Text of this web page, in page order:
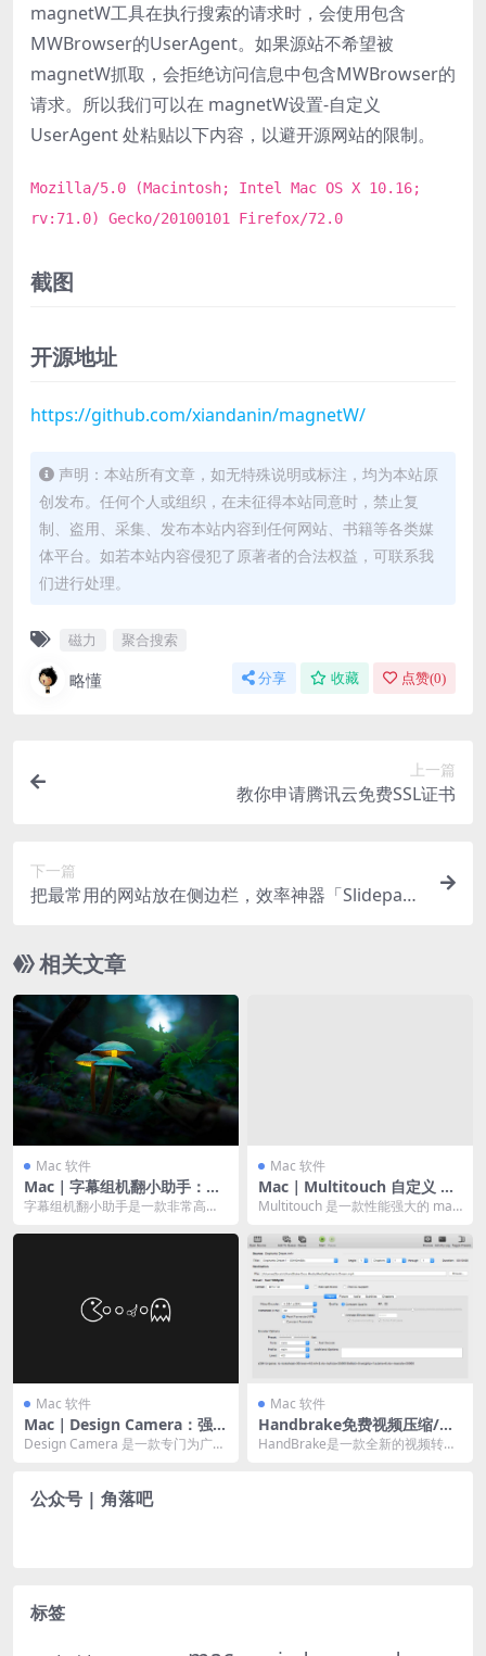
magnetW工具在执行搜索的请求时，会使用包含
MWBrowser的UserAgent。如果源站不希望被
magnetW抓取，会拒绝访问信息中包含MWBrowser的
请求。所以我们可以在 magnetW设置-自定义
UserAgent 处粘贴以下内容，以避开源网站的限制。
Mozilla/5.0 (Macintosh; Intel Mac OS X 10.16;
rv:71.0) Gecko/20100101 Firefox/72.0
截图
开源地址
https://github.com/xiandanin/magnetW/
声明：本站所有文章，如无特殊说明或标注，均为本站原
创发布。任何个人或组织，在未征得本站同意时，禁止复
制、盗用、采集、发布本站内容到任何网站、书籍等各类媒
体平台。如若本站内容侵犯了原著者的合法权益，可联系我
们进行处理。
磁力 聚合搜索
略懂 分享 收藏 点赞(0)
上一篇
教你申请腾讯云免费SSL证书
下一篇
把最常用的网站放在侧边栏，效率神器「Slidepa
相关文章
Mac 软件
Mac｜字幕组机翻小助手：提
高你的字幕翻译效率
字幕组机翻小助手是一款非常高效
外文字幕文件（支持 ...
Mac 软件
Mac｜Multitouch 自定义 M
ac 手势控制，轻松玩出花样
Multitouch 是一款性能强大的 mac
在...
Mac 软件
Mac｜Design Camera：强大
的 app 3D 动态模型制作工具
Design Camera 是一款专门为广大
Mac 软件
Handbrake免费视频压缩/格
式转换工具
HandBrake是一款全新的视频转换
公众号 | 角落吧
标签